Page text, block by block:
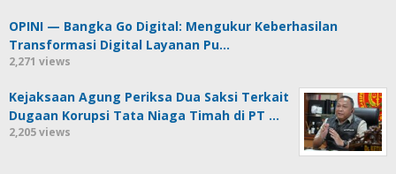
OPINI — Bangka Go Digital: Mengukur Keberhasilan
Transformasi Digital Layanan Pu…
2,271 views
Kejaksaan Agung Periksa Dua Saksi Terkait
Dugaan Korupsi Tata Niaga Timah di PT …
2,205 views